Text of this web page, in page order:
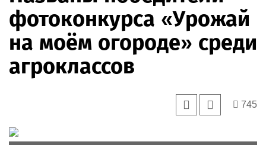
фотоконкурса «Урожай
на моём огороде» среди
агроклассов
745